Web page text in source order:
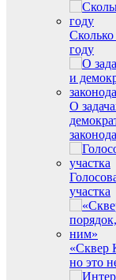
Сколько
году
О
участка
«Сквер
но это